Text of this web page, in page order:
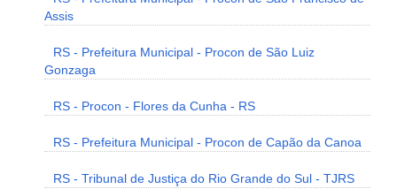
Assis
RS - Prefeitura Municipal - Procon de São Luiz
Gonzaga
RS - Procon - Flores da Cunha - RS
RS - Prefeitura Municipal - Procon de Capão da Canoa
RS - Tribunal de Justiça do Rio Grande do Sul - TJRS